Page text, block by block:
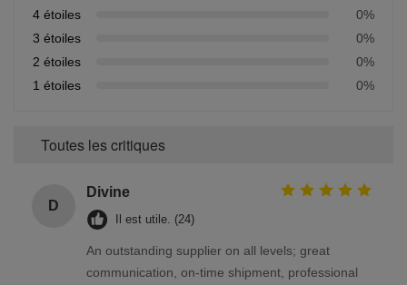
4 étoiles
0%
3 étoiles
0%
2 étoiles
0%
1 étoiles
0%
Toutes les critiques
D
Divine
Il est utile. (24)
An outstanding supplier on all levels; great
communication, on-time shipment, professional